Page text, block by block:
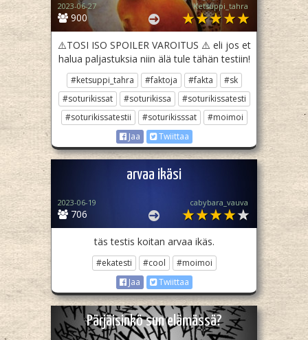
900
2023-06-27 Ketsuppi_tahra
⚠️TOSI ISO SPOILER VAROITUS ⚠️ eli jos et
halua paljastuksia niin älä tule tähän testiin!
#ketsuppi_tahra #faktoja #fakta
#sk
#soturikissat
#soturikissa
#soturikissatesti
#soturikissatestii
#soturikisssat
#moimoi
Jaa
Twiittaa
arvaa ikäsi
706
2023-06-19 cabybara_vauva
täs testis koitan arvaa ikäs.
#ekatesti #cool
#moimoi
Jaa
Twiittaa
Pärjäisinkö sun elämässä?